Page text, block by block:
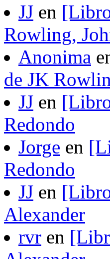
JJ en
Rowling,
Anonima
de JK
JJ en
Redondo
Jorge en
Redondo
JJ en
Alexander
rvr en